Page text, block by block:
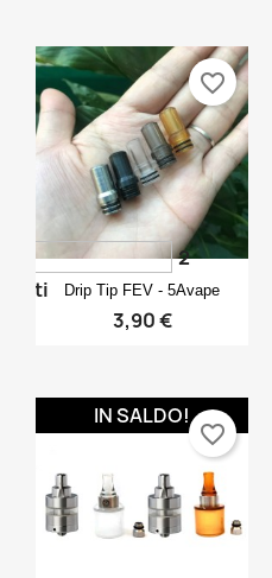
Anteprima
Drip Tip FEV - 5Avape
3,90 €
2
voti
favorite_border
IN SALDO!
favorite_border